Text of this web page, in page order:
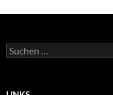
Suche
nach: